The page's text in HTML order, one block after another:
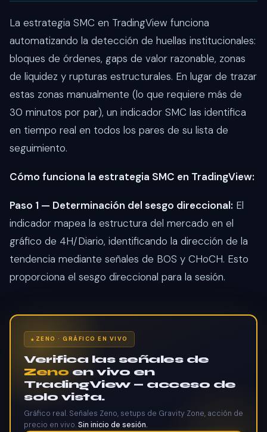
La estrategia SMC en TradingView funciona
automatizando la detección de huellas institucionales:
bloques de órdenes, gaps de valor razonable, zonas
de liquidez y rupturas estructurales. En lugar de trazar
estas zonas manualmente (lo que requiere más de
30 minutos por par), un indicador SMC las identifica
en tiempo real en todos los pares de su lista de
seguimiento.
Cómo funciona la estrategia SMC en TradingView:
Paso 1 — Determinación del sesgo direccional: El
indicador mapea la estructura del mercado en el
gráfico de 4H/Diario, identificando la dirección de la
tendencia mediante señales de BOS y CHoCH. Esto
proporciona el sesgo direccional para la sesión.
ZENO · GRÁFICO EN VIVO
Verifica las señales de
Zeno en vivo en
TradingView — acceso de
solo vista.
Gráfico real. Señales Zeno, setups de Gravity Zone, acción de
precio en vivo.Sin inicio de sesión.